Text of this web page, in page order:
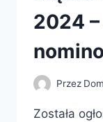
2024
Przez
Została